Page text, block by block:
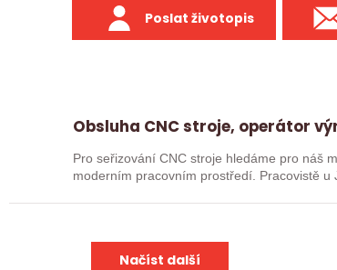
Poslat životopis
Obsluha CNC stroje, operátor
Pro seřizování CNC stroje hledáme pro náš
moderním pracovním prostředí. Pracovistě u
Načíst další